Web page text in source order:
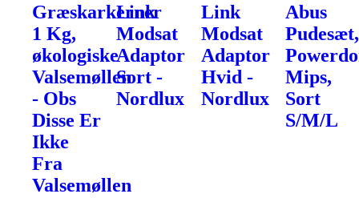
Græskarkerner
1 Kg,
økologiske
Valsemøllen
- Obs
Disse Er
Ikke
Fra
Valsemøllen
Link
Modsat
Adaptor
Sort -
Nordlux
Link
Modsat
Adaptor
Hvid -
Nordlux
Abus
Pudesæt,
Mips,
Sort
S/M/L